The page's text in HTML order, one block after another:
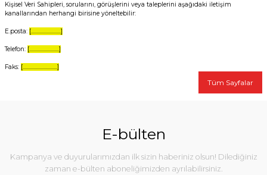
Kişisel Veri Sahipleri, sorularını, görüşlerini veya taleplerini aşağıdaki iletişim
kanallarından herhangi birisine yöneltebilir:
E.posta: [.........................]
Telefon: [.........................]
Faks: [.............................]
Tüm Sayfalar
E-bülten
Kampanya ve duyurularımızdan ilk sizin haberiniz olsun! Dilediğiniz
zaman e-bülten aboneliğimizden ayrılabilirsiniz.